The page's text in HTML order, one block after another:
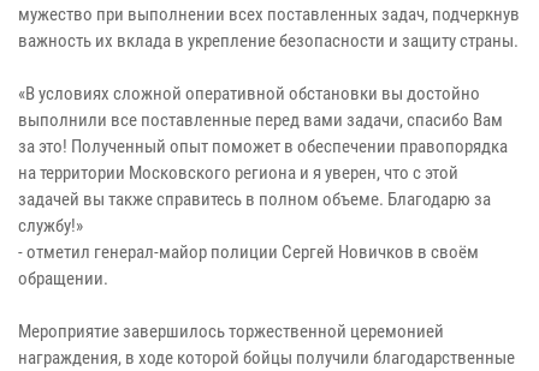
мужество при выполнении всех поставленных задач, подчеркнув
важность их вклада в укрепление безопасности и защиту страны.
«В условиях сложной оперативной обстановки вы достойно
выполнили все поставленные перед вами задачи, спасибо Вам
за это! Полученный опыт поможет в обеспечении правопорядка
на территории Московского региона и я уверен, что с этой
задачей вы также справитесь в полном объеме. Благодарю за
службу!»
- отметил генерал-майор полиции Сергей Новичков в своём
обращении.
Мероприятие завершилось торжественной церемонией
награждения, в ходе которой бойцы получили благодарственные